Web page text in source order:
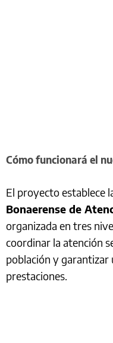
Cómo funcionará el
El proyecto establece
Bonaerense de
organizada en tres
coordinar la atención
población y
prestaciones.